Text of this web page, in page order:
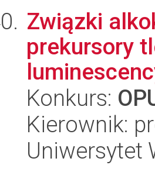
Związki
prekursory
Konkurs:
Kierownik:
Uniwersytet